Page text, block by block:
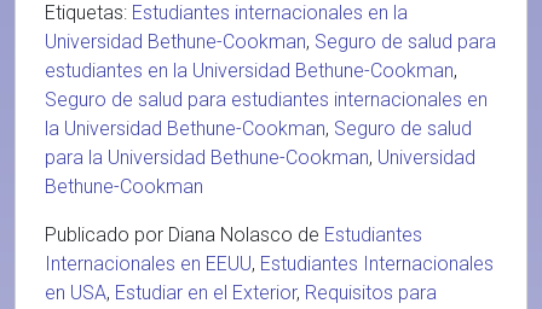
Etiquetas: Estudiantes internacionales en la
Universidad Bethune-Cookman, Seguro de salud para
estudiantes en la Universidad Bethune-Cookman,
Seguro de salud para estudiantes internacionales en
la Universidad Bethune-Cookman, Seguro de salud
para la Universidad Bethune-Cookman, Universidad
Bethune-Cookman
Publicado por Diana Nolasco de Estudiantes
Internacionales en EEUU, Estudiantes Internacionales
en USA, Estudiar en el Exterior, Requisitos para